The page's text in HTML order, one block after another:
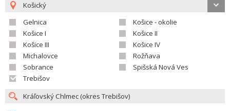
Košický
Gelnica
Košice - okolie
Košice I
Košice II
Košice III
Košice IV
Michalovce
Rožňava
Sobrance
Spišská Nová Ves
Trebišov